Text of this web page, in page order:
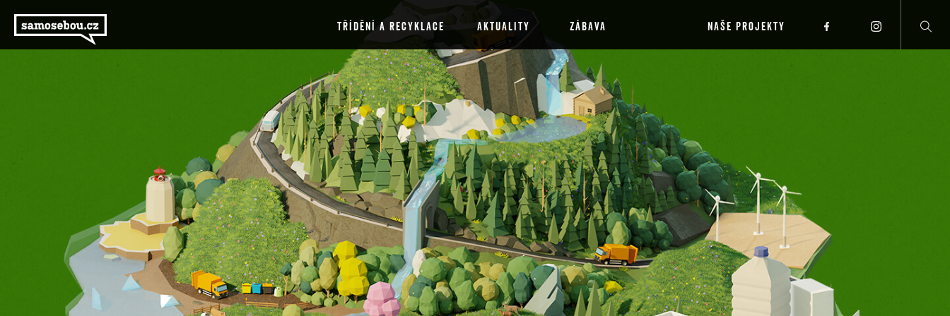
TŘÍDĚNÍ A RECYKLACE AKTUALITY ZÁBAVA NAŠE PROJEKTY